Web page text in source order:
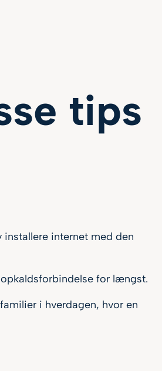
tips
internet med den
for længst.
i hverdagen, hvor en